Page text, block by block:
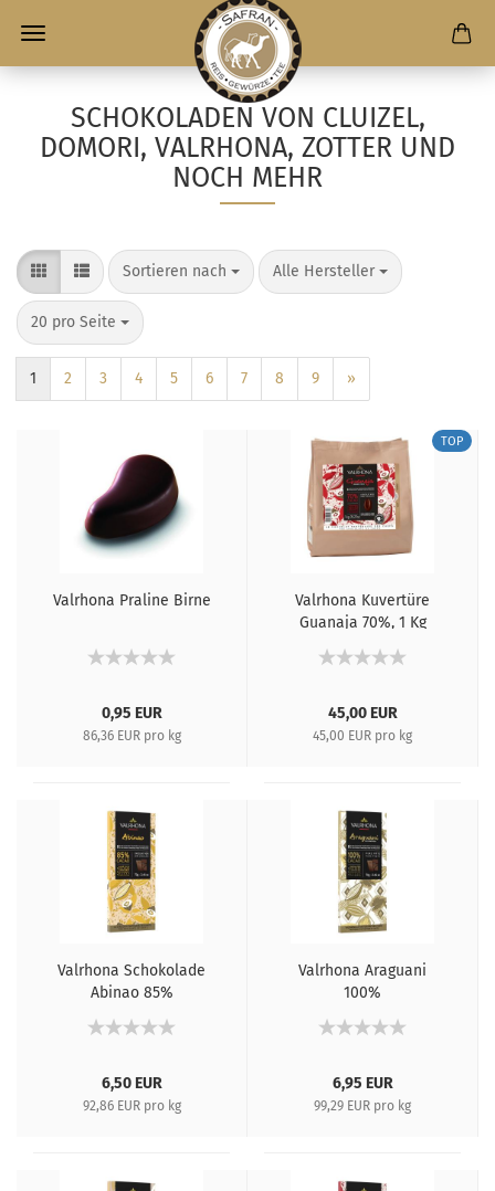
SCHOKOLADEN VON CLUIZEL,
DOMORI, VALRHONA, ZOTTER UND
NOCH MEHR
Sortieren nach Alle Hersteller
20 pro Seite
1 2 3 4 5 6 7 8 9 »
Valrhona Praline Birne
0,95 EUR
86,36 EUR pro kg
TOP
Valrhona Kuvertüre
Guanaja 70%, 1 Kg
45,00 EUR
45,00 EUR pro kg
Valrhona Schokolade
Abinao 85%
6,50 EUR
92,86 EUR pro kg
Valrhona Araguani
100%
6,95 EUR
99,29 EUR pro kg